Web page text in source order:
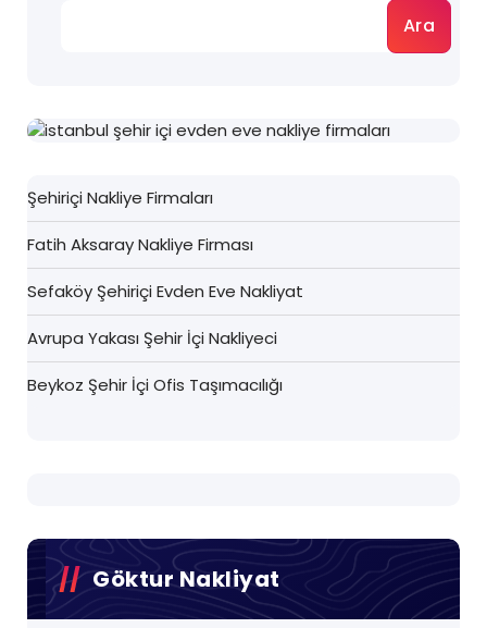
Ara
Şehiriçi Nakliye Firmaları
Fatih Aksaray Nakliye Firması
Sefaköy Şehiriçi Evden Eve Nakliyat
Avrupa Yakası Şehir İçi Nakliyeci
Beykoz Şehir İçi Ofis Taşımacılığı
Göktur Nakliyat